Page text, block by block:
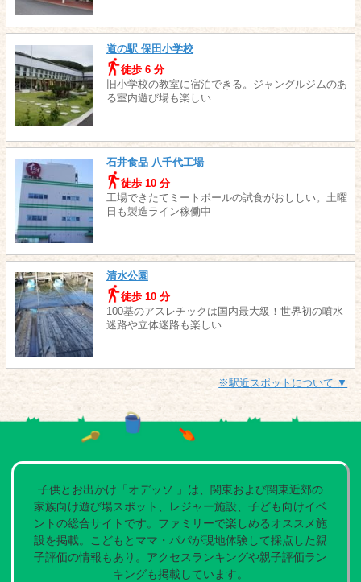
道の駅 保田小学校
徒歩 6 分
旧小学校の教室に宿泊できる。ジャングルジムのあ
る室内遊び場も楽しい
石井食品 八千代工場
徒歩 10 分
工場できたてミートボールの試食がおししい。土曜
日も製造ライン稼働中
清水公園
徒歩 10 分
100基のアスレチックは国内最大級！世界初の噴水
迷路や立体迷路も楽しい
※駅近スポットについて ▼
子供とお出かけ「オデッソ 」は、関東および関東近郊の
家族向け遊び場スポット、レジャー施設、子ども向けイベ
ントの総合サイトです。ファミリーで楽しめるオススメ施
設を掲載。こどもとママ・パパが現地体験して採点した親
子評価の情報もあり。アクセスランキングや親子評価ラン
キングも掲載しています。